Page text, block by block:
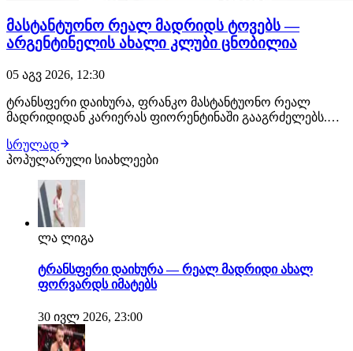
მასტანტუონო რეალ მადრიდს ტოვებს —
არგენტინელის ახალი კლუბი ცნობილია
05 აგვ 2026, 12:30
ტრანსფერი დაიხურა, ფრანკო მასტანტუონო რეალ
მადრიდიდან კარიერას ფიორენტინაში გააგრძელებს.
ელოდებიან, სადაც სამედიცინო შემოწმებას გაივლის და
კონტრაქტს ხელს მოაწერს. მხარეებს შორის 1-წლიანი
საიჯარო ხელშეკრულება გაფორმდება. მასტანტუონო
რეალ მად…
სრულად
პოპულარული სიახლეები
ლა ლიგა
ტრანსფერი დაიხურა — რეალ მადრიდი ახალ
ფორვარდს იმატებს
30 ივლ 2026, 23:00